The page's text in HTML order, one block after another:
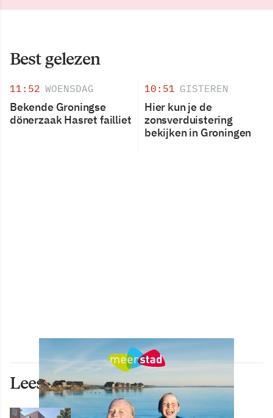
Best gelezen
11:52 WOENSDAG
Bekende Groningse
dönerzaak Hasret failliet
10:51 GISTEREN
Hier kun je de
zonsverduistering
bekijken in Groningen
Lees ook deze artikelen
WONEN